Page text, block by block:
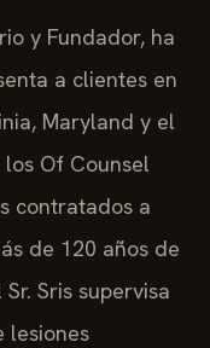
y Fundador, ha
a clientes en
Maryland y el
Of Counsel
contratados a
de 120 años de
Sris supervisa
lesiones